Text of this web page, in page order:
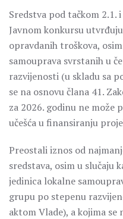
Sredstva pod tačkom 2.1.
Javnom konkursu
opravdanih troškova,
samouprava svrstanih u
razvijenosti (u skladu sa
se na osnovu člana 41.
za 2026. godinu ne može
učešća u finansiranju
Preostali iznos od
sredstava, osim u slučaju
jedinica lokalne
grupu po stepenu
aktom Vlade), a kojima se